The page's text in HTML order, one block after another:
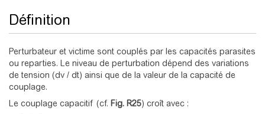
Définition
Perturbateur et victime sont couplés par les capacités parasites
ou reparties. Le niveau de perturbation dépend des variations
de tension (dv / dt) ainsi que de la valeur de la capacité de
couplage.
Le couplage capacitif (cf. Fig. R25) croît avec :